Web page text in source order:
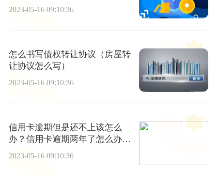
2023-05-16 09:10:36
怎么书写债权转让协议（房屋转
让协议怎么写）
2023-05-16 09:10:36
信用卡逾期但是还不上该怎么
办？信用卡逾期两年了怎么办要
坐牢吗？
2023-05-16 09:10:36